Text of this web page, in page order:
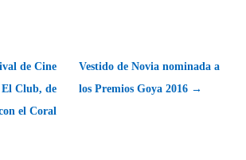
de Cine
Club, de
el Coral
Vestido de Novia nominada a
los Premios Goya 2016 →